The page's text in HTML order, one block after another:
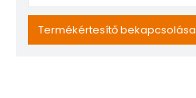
email
address
Termékértesítő bekapcsolása